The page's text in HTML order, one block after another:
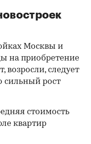
Москвы и
на приобретение
возросли, следует
сильный рост
стоимость
квартир